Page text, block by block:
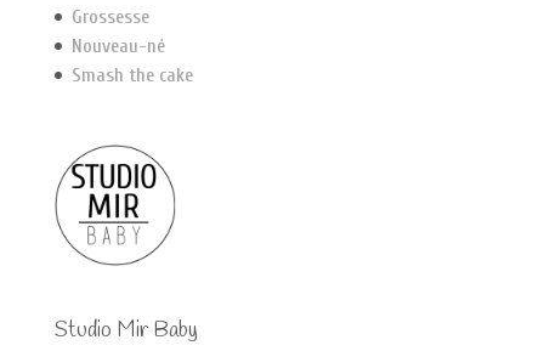
Grossesse
Nouveau-né
Smash the cake
Studio Mir Baby